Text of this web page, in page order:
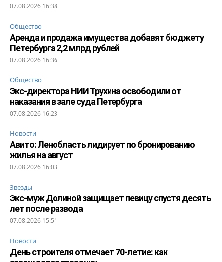
07.08.2026 16:38
Общество
Аренда и продажа имущества добавят бюджету
Петербурга 2,2 млрд рублей
07.08.2026 16:36
Общество
Экс-директора НИИ Трухина освободили от
наказания в зале суда Петербурга
07.08.2026 16:23
Новости
Авито: Ленобласть лидирует по бронированию
жилья на август
07.08.2026 16:03
Звезды
Экс-муж Долиной защищает певицу спустя десять
лет после развода
07.08.2026 15:51
Новости
День строителя отмечает 70-летие: как